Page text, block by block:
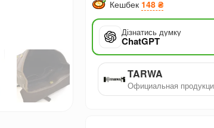
Кешбек 148 ₴
Дізнатись думку
ChatGPT
TARWA
Официальная